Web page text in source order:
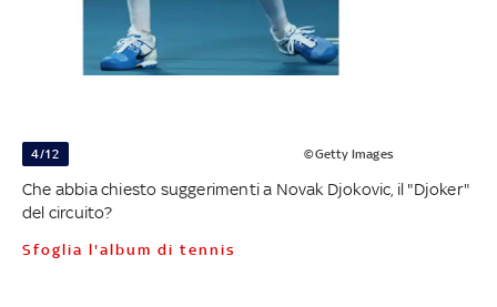
4/12 ©Getty Images
Che abbia chiesto suggerimenti a Novak Djokovic, il "Djoker"
del circuito?
Sfoglia l'album di tennis